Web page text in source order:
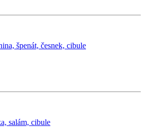
špenát, česnek, cibule
salám, cibule